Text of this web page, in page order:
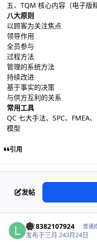
五、TQM 核心内容（电子版
八大原则
以顾客为关注焦点
领导作用
全员参与
过程方法
管理的系统方法
持续改进
基于事实的决策
与供方互利的关系
常用工具
QC 七大手法、SPC、FMEA
模型
引用
发帖
ly18382107924 普通
发布于三月 243月24日